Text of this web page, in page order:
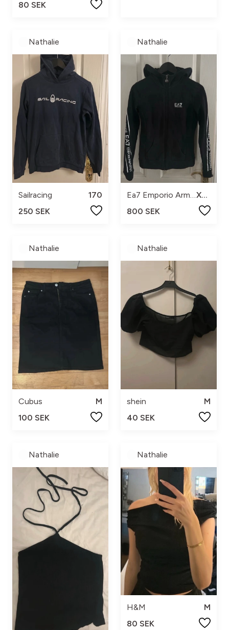
80 SEK
Nathalie
Sailracing
170
250 SEK
Nathalie
Ea7 Emporio Armani
XXS
800 SEK
Nathalie
Cubus
M
100 SEK
Nathalie
shein
M
40 SEK
Nathalie Nathalie
H&M
M
80 SEK